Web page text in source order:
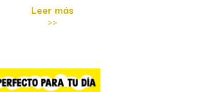
Leer más
>>